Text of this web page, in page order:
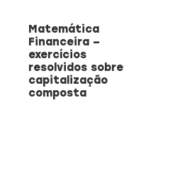
Matemática
Financeira –
exercícios
resolvidos sobre
capitalização
composta